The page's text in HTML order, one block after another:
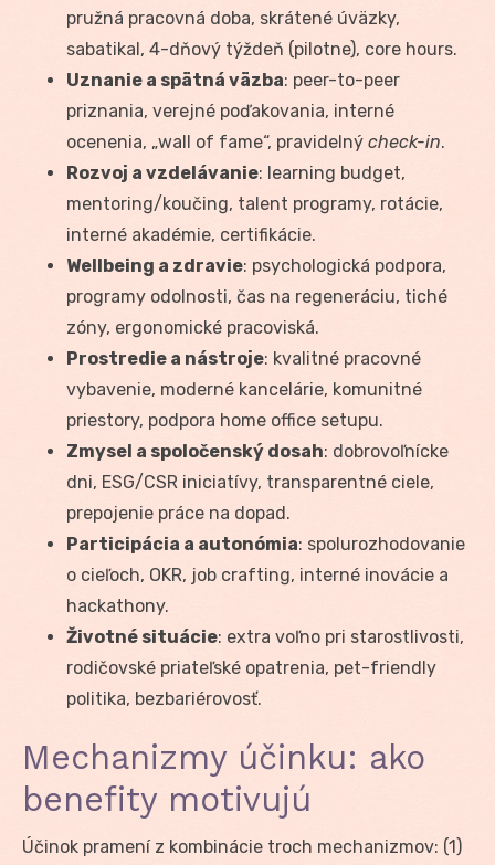
pružná pracovná doba, skrátené úväzky,
sabatikal, 4-dňový týždeň (pilotne), core hours.
Uznanie a spätná väzba: peer-to-peer
priznania, verejné poďakovania, interné
ocenenia, „wall of fame“, pravidelný check-in.
Rozvoj a vzdelávanie: learning budget,
mentoring/koučing, talent programy, rotácie,
interné akadémie, certifikácie.
Wellbeing a zdravie: psychologická podpora,
programy odolnosti, čas na regeneráciu, tiché
zóny, ergonomické pracoviská.
Prostredie a nástroje: kvalitné pracovné
vybavenie, moderné kancelárie, komunitné
priestory, podpora home office setupu.
Zmysel a spoločenský dosah: dobrovoľnícke
dni, ESG/CSR iniciatívy, transparentné ciele,
prepojenie práce na dopad.
Participácia a autonómia: spolurozhodovanie
o cieľoch, OKR, job crafting, interné inovácie a
hackathony.
Životné situácie: extra voľno pri starostlivosti,
rodičovské priateľské opatrenia, pet-friendly
politika, bezbariérovosť.
Mechanizmy účinku: ako
benefity motivujú
Účinok pramení z kombinácie troch mechanizmov: (1)